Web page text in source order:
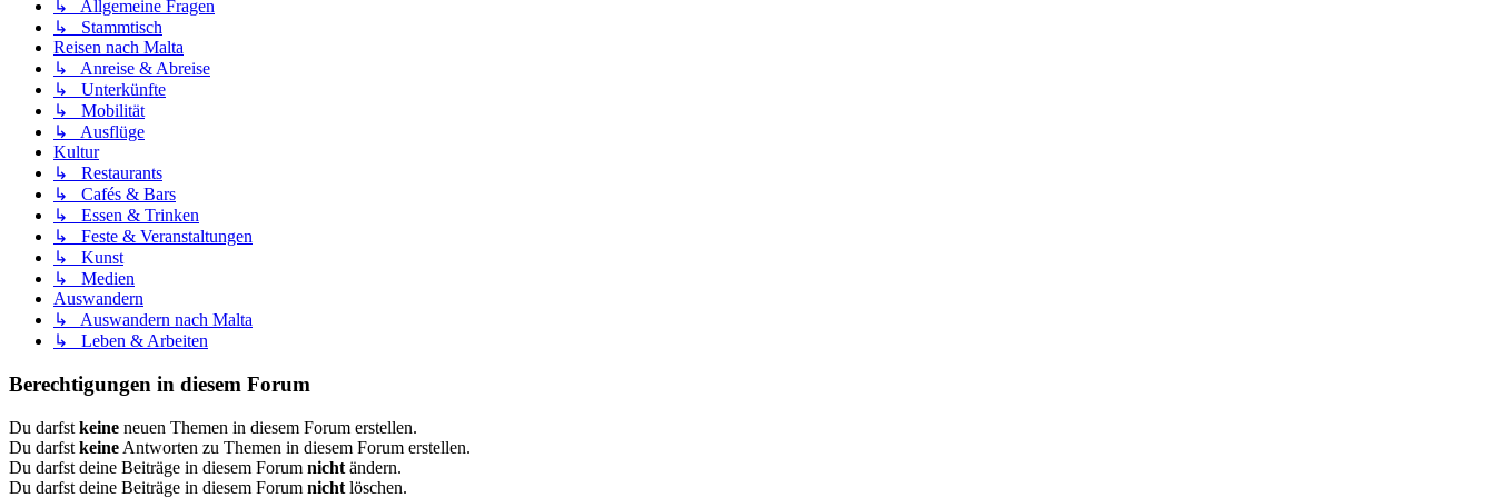
↳ Allgemeine Fragen
↳ Stammtisch
Reisen nach Malta
↳ Anreise & Abreise
↳ Unterkünfte
↳ Mobilität
↳ Ausflüge
Kultur
↳ Restaurants
↳ Cafés & Bars
↳ Essen & Trinken
↳ Feste & Veranstaltungen
↳ Kunst
↳ Medien
Auswandern
↳ Auswandern nach Malta
↳ Leben & Arbeiten
Berechtigungen in diesem Forum
Du darfst keine neuen Themen in diesem Forum erstellen.
Du darfst keine Antworten zu Themen in diesem Forum erstellen.
Du darfst deine Beiträge in diesem Forum nicht ändern.
Du darfst deine Beiträge in diesem Forum nicht löschen.